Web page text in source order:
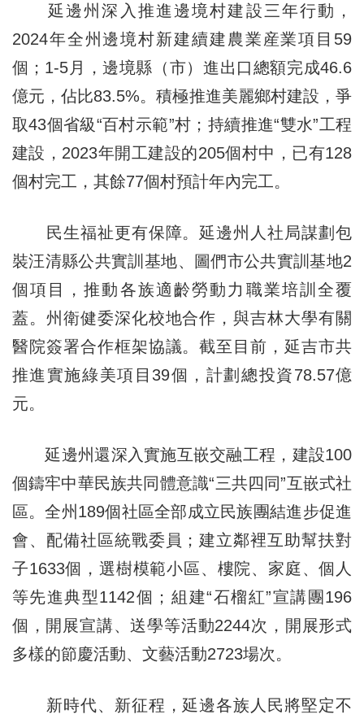
延邊州深入推進邊境村建設三年行動，
2024年全州邊境村新建續建農業産業項目59
個；1-5月，邊境縣（市）進出口總額完成46.6
億元，佔比83.5%。積極推進美麗鄉村建設，爭
取43個省級“百村示範”村；持續推進“雙水”工程
建設，2023年開工建設的205個村中，已有128
個村完工，其餘77個村預計年內完工。
民生福祉更有保障。延邊州人社局謀劃包
裝汪清縣公共實訓基地、圖們市公共實訓基地2
個項目，推動各族適齡勞動力職業培訓全覆
蓋。州衛健委深化校地合作，與吉林大學有關
醫院簽署合作框架協議。截至目前，延吉市共
推進實施綠美項目39個，計劃總投資78.57億
元。
延邊州還深入實施互嵌交融工程，建設100
個鑄牢中華民族共同體意識“三共四同”互嵌式社
區。全州189個社區全部成立民族團結進步促進
會、配備社區統戰委員；建立鄰裡互助幫扶對
子1633個，選樹模範小區、樓院、家庭、個人
等先進典型1142個；組建“石榴紅”宣講團196
個，開展宣講、送學等活動2244次，開展形式
多樣的節慶活動、文藝活動2723場次。
新時代、新征程，延邊各族人民將堅定不